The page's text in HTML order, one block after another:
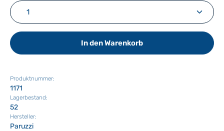
Produkt Anzahl: Gib den gewünschten Wert ein
In den Warenkorb
Produktnummer:
1171
Lagerbestand:
52
Hersteller:
Paruzzi